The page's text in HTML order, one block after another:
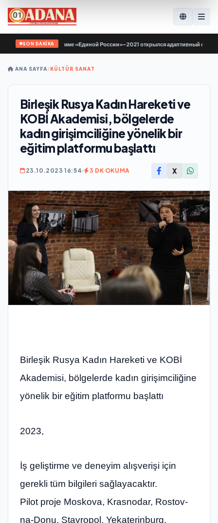
SON DAKİKA
Народной программе «Единой России»-2021 открылся адаптивный спортзал
ANA SAYFA/KÜLTÜR SANAT
Birleşik Rusya Kadın Hareketi ve
KOBİ Akademisi, bölgelerde
kadın girişimciliğine yönelik bir
eğitim platformu başlattı
23.10.2023 16:54 3 DK OKUMA X
Birleşik Rusya Kadın Hareketi ve KOBİ
Akademisi, bölgelerde kadın girişimciliğine
yönelik bir eğitim platformu başlattı
2023,
İş geliştirme ve deneyim alışverişi için
gerekli tüm bilgileri sağlayacaktır.
Pilot proje Moskova, Krasnodar, Rostov-
na-Donu, Stavropol, Yekaterinburg,